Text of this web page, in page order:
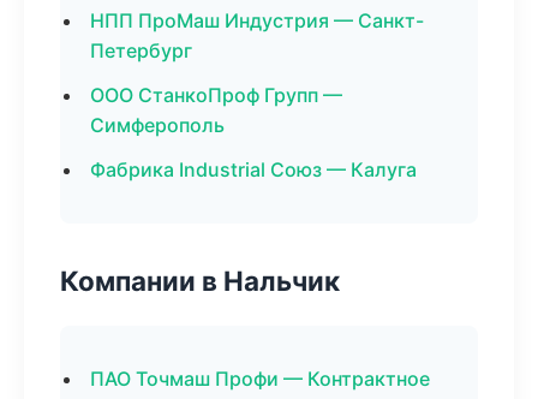
НПП ПроМаш Индустрия — Санкт-
Петербург
ООО СтанкоПроф Групп —
Симферополь
Фабрика Industrial Союз — Калуга
Компании в Нальчик
ПАО Точмаш Профи — Контрактное